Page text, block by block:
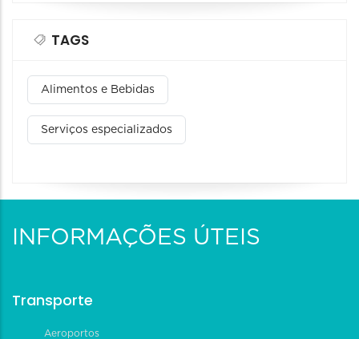
TAGS
Alimentos e Bebidas
Serviços especializados
INFORMAÇÕES ÚTEIS
Transporte
Aeroportos